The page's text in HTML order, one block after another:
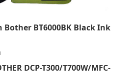
BT6000BK Black Ink
DCP-T300/T700W/MFC-